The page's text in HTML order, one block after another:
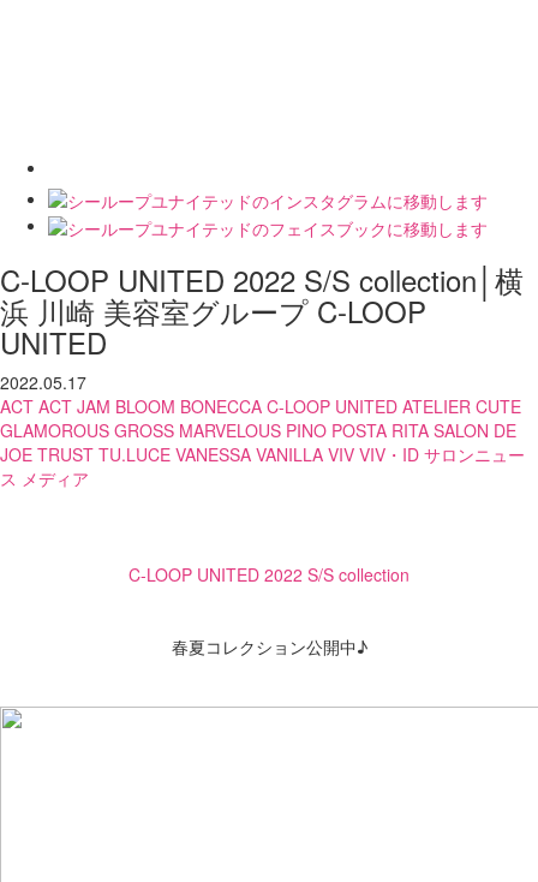
C-LOOP UNITED 2022 S/S collection│横
浜 川崎 美容室グループ C-LOOP
UNITED
2022.05.17
ACT ACT JAM BLOOM BONECCA C-LOOP UNITED ATELIER CUTE
GLAMOROUS GROSS MARVELOUS PINO POSTA RITA SALON DE
JOE TRUST TU.LUCE VANESSA VANILLA VIV VIV・ID サロンニュー
ス メディア
C-LOOP UNITED 2022 S/S collection
春夏コレクション公開中♪